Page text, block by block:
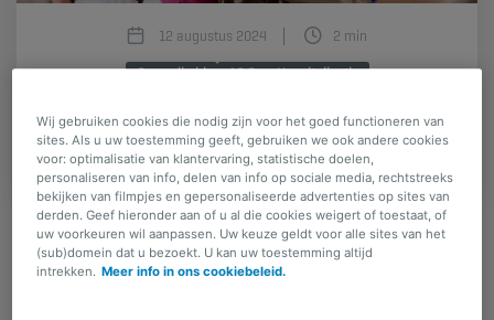
12 augustus 2024
2 min
Gezondheid
AG Care Hospitalisatie
Vrij in uw ziekenhuiskeuze?
DELEN
Wij gebruiken cookies die nodig zijn voor het goed functioneren van
sites. Als u uw toestemming geeft, gebruiken we ook andere cookies
voor: optimalisatie van klantervaring, statistische doelen,
personaliseren van info, delen van info op sociale media, rechtstreeks
bekijken van filmpjes en gepersonaliseerde advertenties op sites van
derden. Geef hieronder aan of u al die cookies weigert of toestaat, of
uw voorkeuren wil aanpassen. Uw keuze geldt voor alle sites van het
(sub)domein dat u bezoekt. U kan uw toestemming altijd
intrekken. Meer info in ons cookiebeleid.